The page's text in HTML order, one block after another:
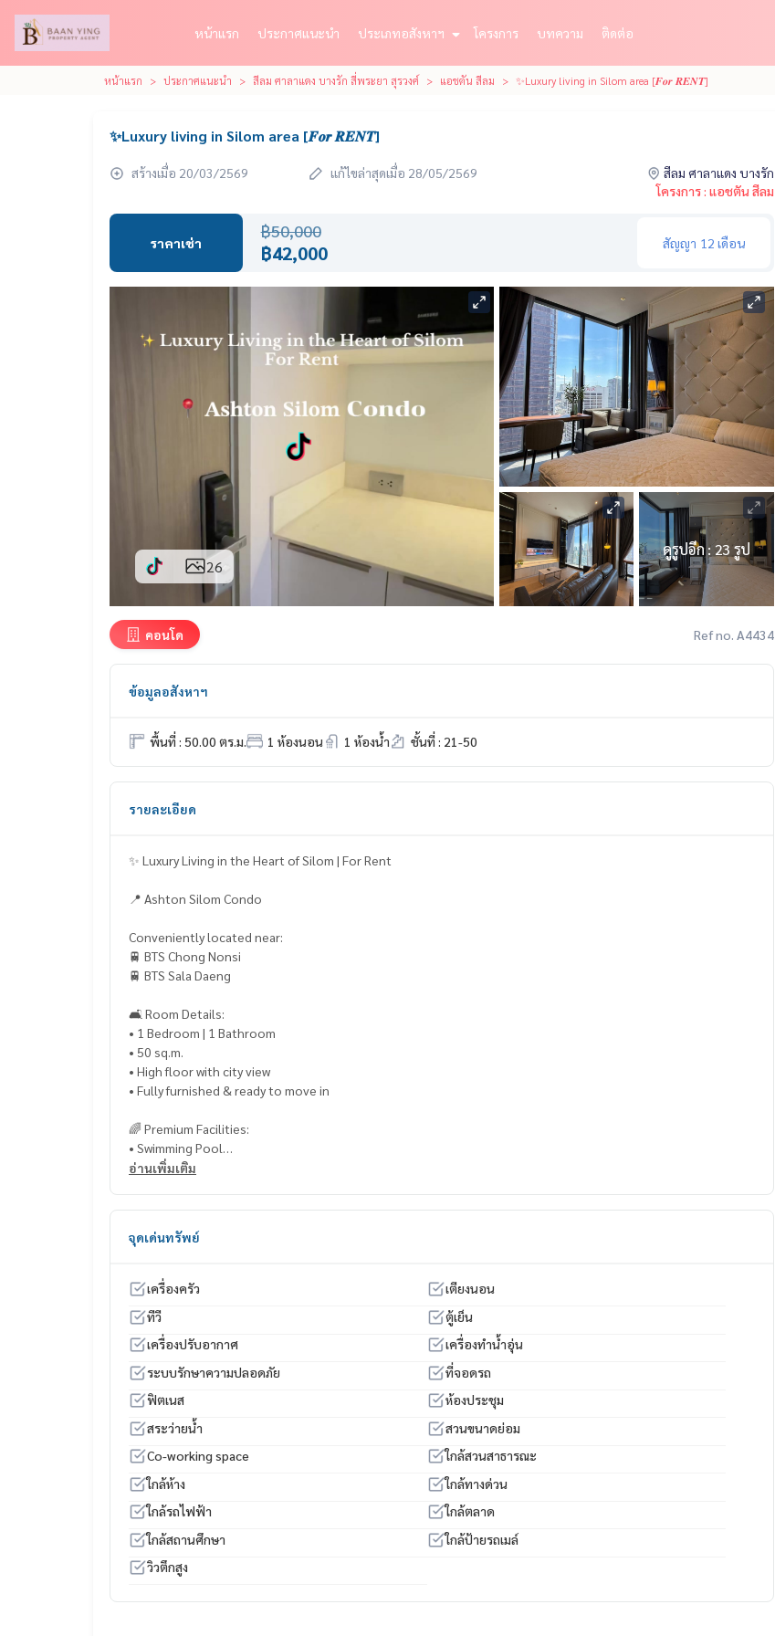
หน้าแรก ประกาศแนะนำ ประเภทอสังหาฯ โครงการ บทความ ติดต่อ
หน้าแรก ประกาศแนะนำ สีลม ศาลาแดง บางรัก สี่พระยา สุรวงศ์ แอชตัน สีลม ✨Luxury living in Silom area [𝑭𝒐𝒓 𝑹𝑬𝑵𝑻]
✨Luxury living in Silom area [𝑭𝒐𝒓 𝑹𝑬𝑵𝑻]
สร้างเมื่อ 20/03/2569 แก้ไขล่าสุดเมื่อ 28/05/2569
สีลม ศาลาแดง บางรัก
โครงการ : แอชตัน สีลม
ราคาเช่า
฿50,000
฿42,000 สัญญา 12 เดือน
26
ดูรูปอีก : 23 รูป
คอนโด Ref no. A4434
ข้อมูลอสังหาฯ
พื้นที่ : 50.00 ตร.ม. 1 ห้องนอน 1 ห้องน้ำ ชั้นที่ : 21-50
รายละเอียด
✨ Luxury Living in the Heart of Silom | For Rent
📍 Ashton Silom Condo
Conveniently located near:
🚆 BTS Chong Nonsi
🚆 BTS Sala Daeng
🛋 Room Details:
• 1 Bedroom | 1 Bathroom
• 50 sq.m.
• High floor with city view
• Fully furnished & ready to move in
🌈 Premium Facilities:
• Swimming Pool
• Fully Equipped Fitness Center
• Social Club on the 48th Floor
Perfect for professionals looking for modern luxury living in Bangkok’s CBD.
_____________________________
📞 ติดต่อ/Contact :
https://lin.ee/GTS4I1u
Line Official : @109hoivk (มี@นำ)
065-695-5662
อ่านเพิ่มเติม
จุดเด่นทรัพย์
เครื่องครัว
เตียงนอน
ทีวี
ตู้เย็น
เครื่องปรับอากาศ
เครื่องทำน้ำอุ่น
ระบบรักษาความปลอดภัย
ที่จอดรถ
ฟิตเนส
ห้องประชุม
สระว่ายน้ำ
สวนขนาดย่อม
Co-working space
ใกล้สวนสาธารณะ
ใกล้ห้าง
ใกล้ทางด่วน
ใกล้รถไฟฟ้า
ใกล้ตลาด
ใกล้สถานศึกษา
ใกล้ป้ายรถเมล์
วิวตึกสูง